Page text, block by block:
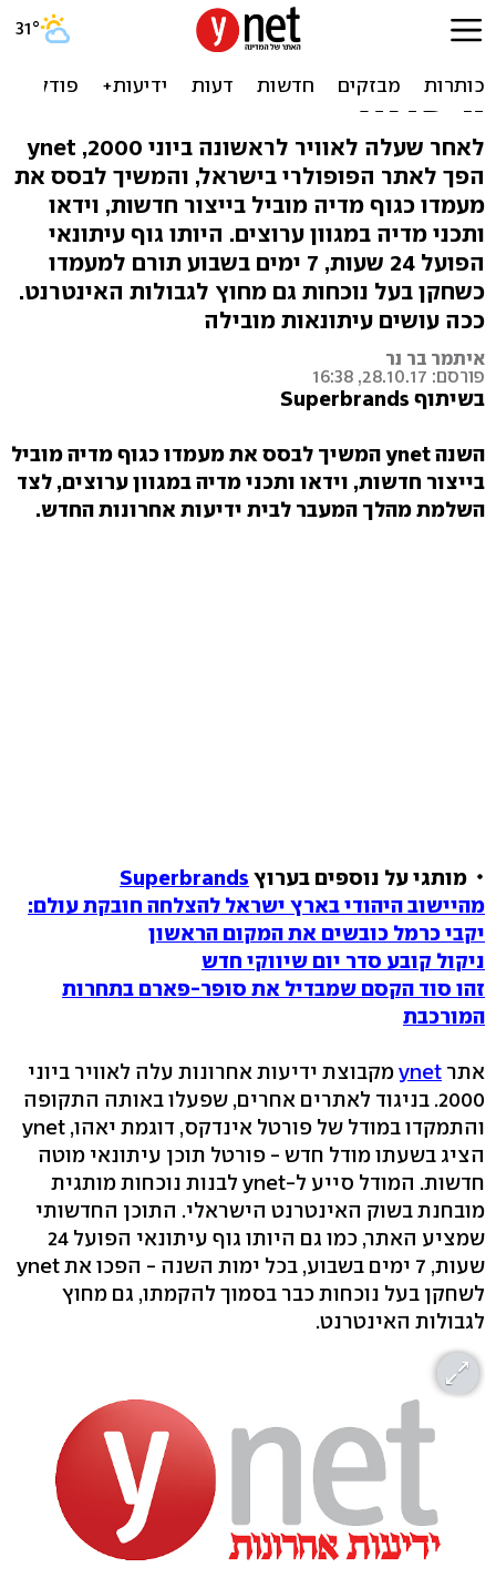
ynet: נוכחות מותגית
מובחנת בשוק האינטרנט
הישראלי
לאחר שעלה לאוויר לראשונה ביוני 2000, ynet
הפך לאתר הפופולרי בישראל, והמשיך לבסס את
מעמדו כגוף מדיה מוביל בייצור חדשות, וידאו
ותכני מדיה במגוון ערוצים. היותו גוף עיתונאי
הפועל 24 שעות, 7 ימים בשבוע תורם למעמדו
כשחקן בעל נוכחות גם מחוץ לגבולות האינטרנט.
ככה עושים עיתונאות מובילה
איתמר בר נר
פורסם: 28.10.17, 16:38
בשיתוף Superbrands
השנה ynet
המשיך לבסס את מעמדו כגוף מדיה מוביל
בייצור חדשות, וידאו ותכני מדיה במגוון ערוצים, לצד
השלמת מהלך המעבר לבית ידיעות אחרונות החדש.
מותגי על נוספים בערוץ Superbrands
מהיישוב היהודי בארץ ישראל להצלחה חובקת עולם:
יקבי כרמל כובשים את המקום הראשון
ניקול קובע סדר יום שיווקי חדש
זהו סוד הקסם שמבדיל את סופר-פארם בתחרות
המורכבת
אתר ynetמקבוצת ידיעות אחרונות עלה לאוויר ביוני
2000. בניגוד לאתרים אחרים, שפעלו באותה התקופה
והתמקדו במודל של פורטל אינדקס, דוגמת יאהו, ynet
הציג בשעתו מודל חדש - פורטל תוכן עיתונאי מוטה
חדשות. המודל סייע ל-ynet לבנות נוכחות מותגית
מובחנת בשוק האינטרנט הישראלי. התוכן החדשותי
שמציע האתר, כמו גם היותו גוף עיתונאי הפועל 24
שעות, 7 ימים בשבוע, בכל ימות השנה - הפכו את ynet
לשחקן בעל נוכחות כבר בסמוך להקמתו, גם מחוץ
לגבולות האינטרנט.